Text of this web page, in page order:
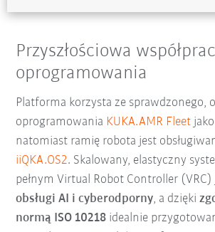
Przyszłościowa
oprogramowania
Platforma korzysta ze sprawdzonego,
oprogramowania KUKA.AMR Fleet
natomiast ramię robota jest
iiQKA.OS2. Skalowany, elastyczny
pełnym Virtual Robot Controller
obsługi AI i cyberodporny, a dzięki
normą ISO 10218 idealnie